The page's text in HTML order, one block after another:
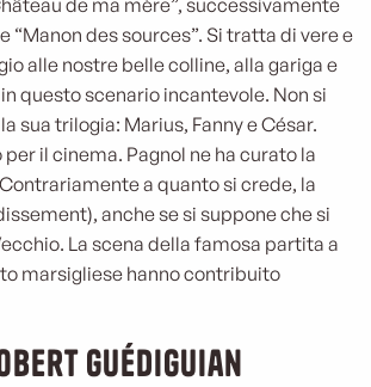
de ma mère”, successivamente
des sources”. Si tratta di vere e
alle nostre belle colline, alla gariga e
questo scenario incantevole. Non si
sua trilogia: Marius, Fanny e César.
il cinema. Pagnol ne ha curato la
a quanto si crede, la
anche se si suppone che si
La scena della famosa partita a
marsigliese hanno contribuito
Guédiguian